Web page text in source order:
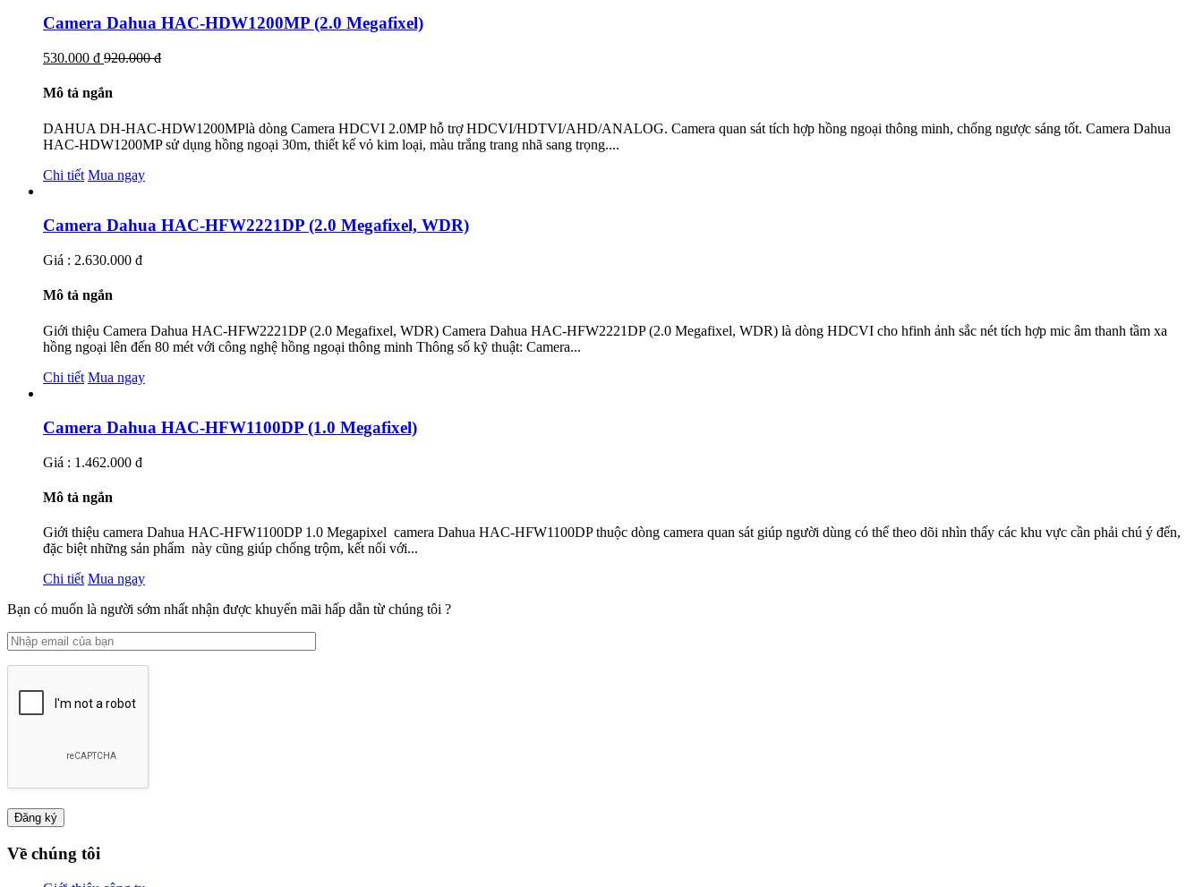
Camera Dahua HAC-HDW1200MP (2.0 Megafixel)
530.000 đ 920.000 đ
Mô tả ngắn
DAHUA DH-HAC-HDW1200MPlà dòng Camera HDCVI 2.0MP hỗ trợ HDCVI/HDTVI/AHD/ANALOG. Camera quan sát tích hợp hồng ngoại thông minh, chống ngược sáng tốt. Camera Dahua
HAC-HDW1200MP sử dụng hồng ngoại 30m, thiết kế vỏ kim loại, màu trắng trang nhã sang trọng....
Chi tiết Mua ngay
Camera Dahua HAC-HFW2221DP (2.0 Megafixel, WDR)
Giá : 2.630.000 đ
Mô tả ngắn
Giới thiệu Camera Dahua HAC-HFW2221DP (2.0 Megafixel, WDR) Camera Dahua HAC-HFW2221DP (2.0 Megafixel, WDR) là dòng HDCVI cho hfinh ảnh sắc nét tích hợp mic âm thanh tầm xa
hồng ngoại lên đến 80 mét với công nghệ hồng ngoại thông minh Thông số kỹ thuật: Camera...
Chi tiết Mua ngay
Camera Dahua HAC-HFW1100DP (1.0 Megafixel)
Giá : 1.462.000 đ
Mô tả ngắn
Giới thiệu camera Dahua HAC-HFW1100DP 1.0 Megapixel camera Dahua HAC-HFW1100DP thuộc dòng camera quan sát giúp người dùng có thể theo dõi nhìn thấy các khu vực cần phải chú ý đến,
đặc biệt những sản phẩm này cũng giúp chống trộm, kết nối với...
Chi tiết Mua ngay
Bạn có muốn là người sớm nhất nhận được khuyến mãi hấp dẫn từ chúng tôi ?
Về chúng tôi